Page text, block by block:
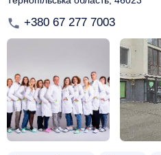
+380 67 277 7003